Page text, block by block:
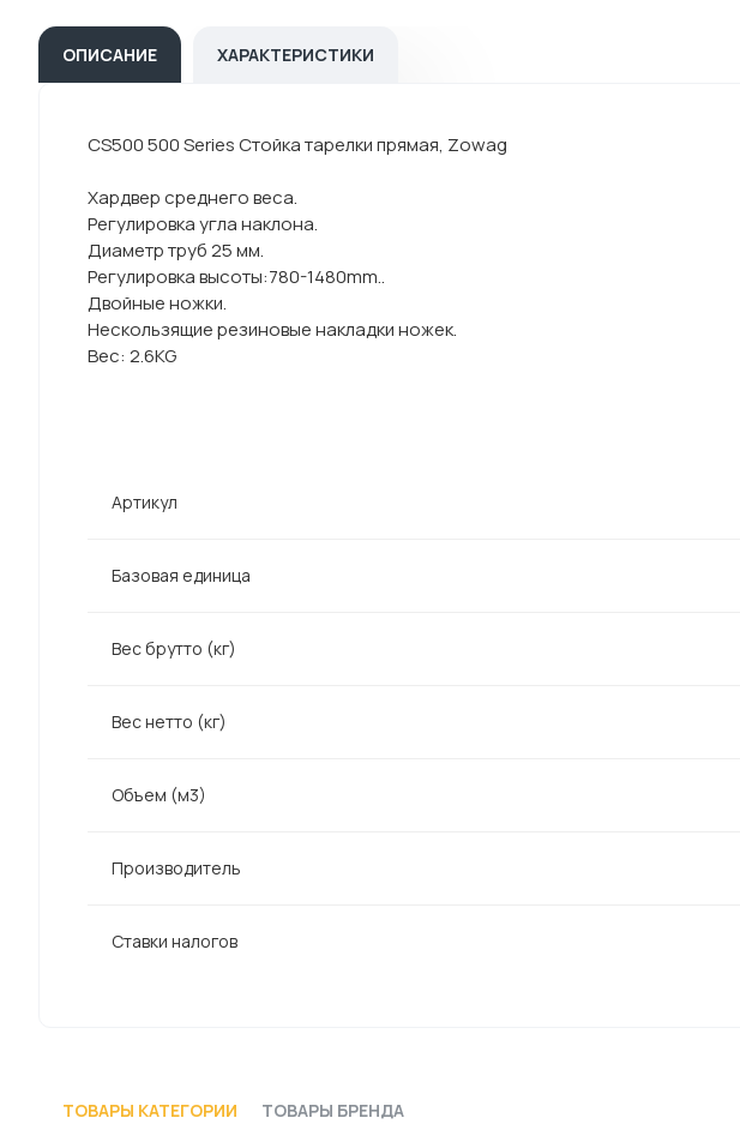
ОПИСАНИЕ ХАРАКТЕРИСТИКИ
CS500 500 Series Стойка тарелки прямая, Zowag
Хардвер среднего веса.
Регулировка угла наклона.
Диаметр труб 25 мм.
Регулировка высоты:780-1480mm..
Двойные ножки.
Нескользящие резиновые накладки ножек.
Вес: 2.6KG
Артикул
Базовая единица
Вес брутто (кг)
Вес нетто (кг)
Объем (м3)
Производитель
Ставки налогов
ТОВАРЫ КАТЕГОРИИ ТОВАРЫ БРЕНДА